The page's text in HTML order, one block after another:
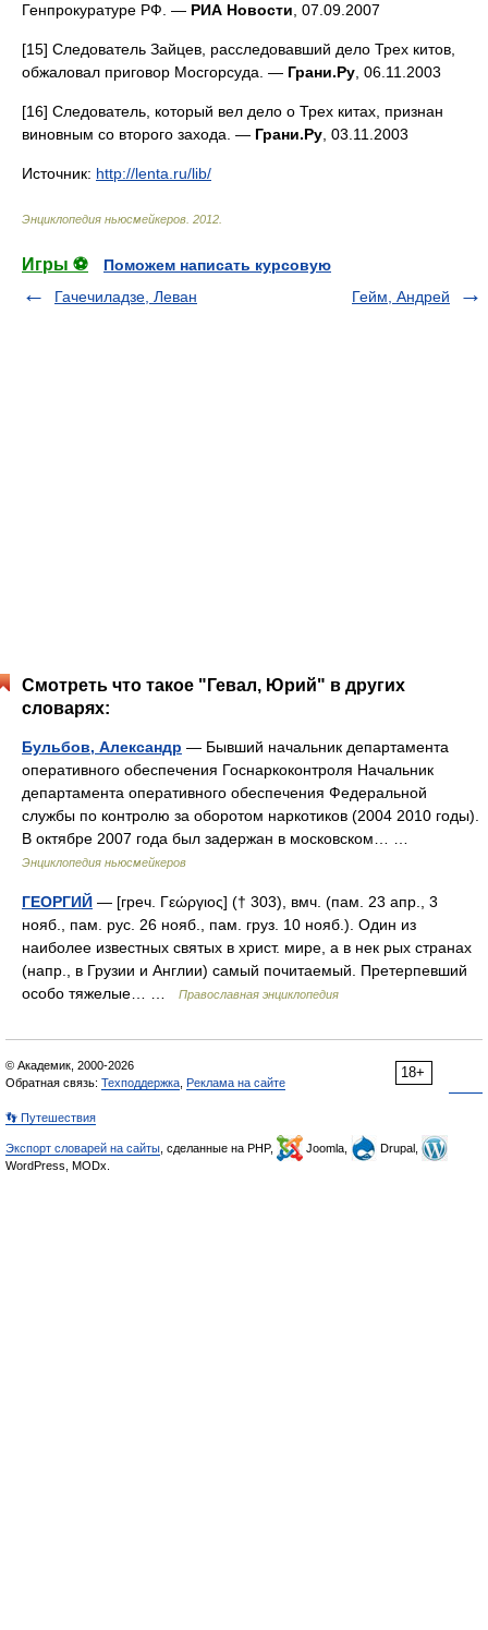
Генпрокуратуре РФ. — РИА Новости , 07.09.2007
[15] Следователь Зайцев, расследовавший дело Трех китов,
обжаловал приговор Мосгорсуда. — Грани.Ру , 06.11.2003
[16] Следователь, который вел дело о Трех китах, признан
виновным со второго захода. — Грани.Ру , 03.11.2003
Источник: http://lenta.ru/lib/
Энциклопедия ньюсмейкеров 2012
Игры ⚽
Поможем написать курсовую
Гачечиладзе, Леван
Гейм, Андрей
Смотреть что такое "Гевал, Юрий" в других
словарях:
Бульбов, Александр — Бывший начальник департамента
оперативного обеспечения Госнаркоконтроля Начальник
департамента оперативного обеспечения Федеральной
службы по контролю за оборотом наркотиков (2004 2010 годы).
В октябре 2007 года был задержан в московском… …
Энциклопедия ньюсмейкеров
ГЕОРГИЙ — [греч. Γεώργιος] († 303), вмч. (пам. 23 апр., 3
нояб., пам. рус. 26 нояб., пам. груз. 10 нояб.). Один из
наиболее известных святых в христ. мире, а в нек рых странах
(напр., в Грузии и Англии) самый почитаемый. Претерпевший
особо тяжелые… …
Православная энциклопедия
18+
© Академик, 2000-2026
Обратная связь: Техподдержка Реклама на сайте
👣 Путешествия
Экспорт словарей на сайты , сделанные на PHP, Joomla,
Drupal,
WordPress, MODx.